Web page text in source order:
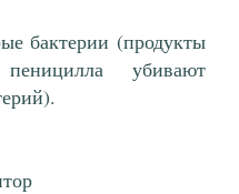
бактерии (продукты
убивают